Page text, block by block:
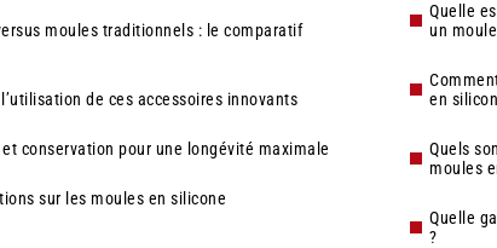
moules traditionnels : le comparatif
de ces accessoires innovants
conservation pour une longévité maximale
sur les moules en silicone
Quelle
un
en
Quels
moules
Quelle
?